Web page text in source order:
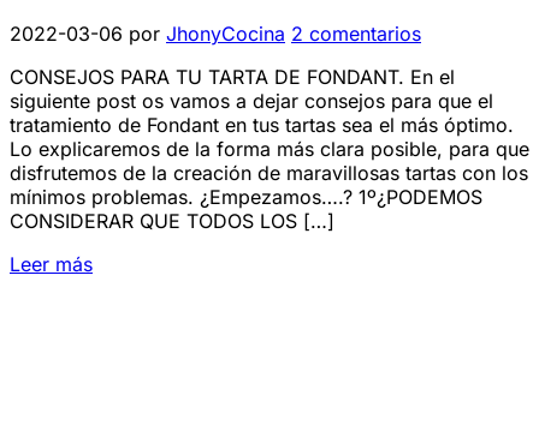
2022-03-06 por JhonyCocina 2 comentarios
CONSEJOS PARA TU TARTA DE FONDANT. En el
siguiente post os vamos a dejar consejos para que el
tratamiento de Fondant en tus tartas sea el más óptimo.
Lo explicaremos de la forma más clara posible, para que
disfrutemos de la creación de maravillosas tartas con los
mínimos problemas. ¿Empezamos….? 1º¿PODEMOS
CONSIDERAR QUE TODOS LOS […]
Leer más